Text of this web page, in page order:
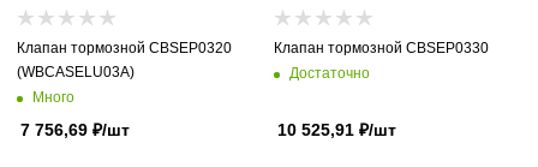
Клапан тормозной CBSEP0320
(WBCASELU03A)
Много
7 756,69 ₽/шт
Клапан тормозной CBSEP0330
Достаточно
10 525,91₽/шт